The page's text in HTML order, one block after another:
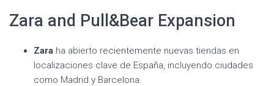
Zara and Pull&Bear Expansion
Zara ha abierto recientemente nuevas tiendas en
localizaciones clave de España, incluyendo ciudades
como Madrid y Barcelona.